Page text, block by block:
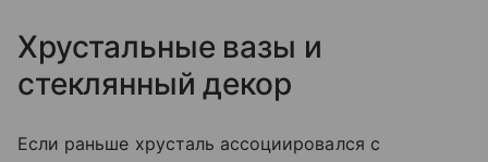
Хрустальные вазы и
стеклянный декор
Если раньше хрусталь ассоциировался с